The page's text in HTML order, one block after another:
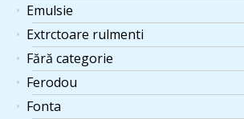
Emulsie
Extrctoare rulmenti
Fără categorie
Ferodou
Fonta